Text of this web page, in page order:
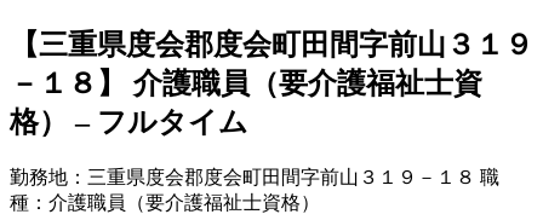
【三重県度会郡度会町田間字前山３１９
－１８】 介護職員（要介護福祉士資
格） – フルタイム
勤務地： 三重県度会郡度会町田間字前山３１９－１８ 職
種： 介護職員（要介護福祉士資格）